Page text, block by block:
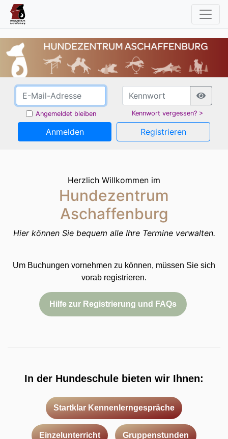
Angemeldet bleiben Kennwort vergessen? >
Anmelden Registrieren
Herzlich Willkommen im
Hundezentrum
Aschaffenburg
Hier können Sie bequem alle Ihre Termine verwalten.
Um Buchungen vornehmen zu können, müssen Sie sich
vorab registrieren.
Hilfe zur Registrierung und FAQs
In der Hundeschule bieten wir Ihnen:
Startklar Kennenlerngespräche
Einzelunterricht Gruppenstunden